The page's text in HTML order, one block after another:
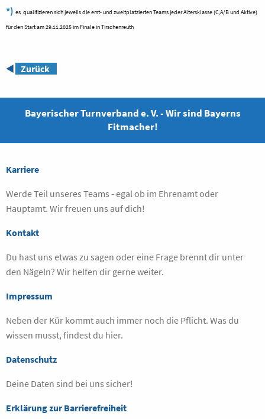
*) es qualifizieren sich jeweils die erst- und zweitplatzierten Teams jeder Altersklasse (C,A/B und Aktive)
für den Start am 29.11.2025 im Finale in Tirschenreuth
◀️ Zurück
Bayerischer Turnverband e. V. - Wir sind Bayerns
Fitmacher!
Karriere
Werde Teil unseres Teams - egal ob im Ehrenamt oder
Hauptamt. Wir freuen uns auf dich!
Kontakt
Du hast uns etwas zu sagen oder eine Frage brennt dir unter
den Nägeln? Wir helfen dir gerne weiter.
Impressum
Neben der Kür kommt auch immer noch die Pflicht. Was du
wissen musst, findest du hier.
Datenschutz
Deine Daten sind bei uns sicher!
Erklärung zur Barrierefreiheit